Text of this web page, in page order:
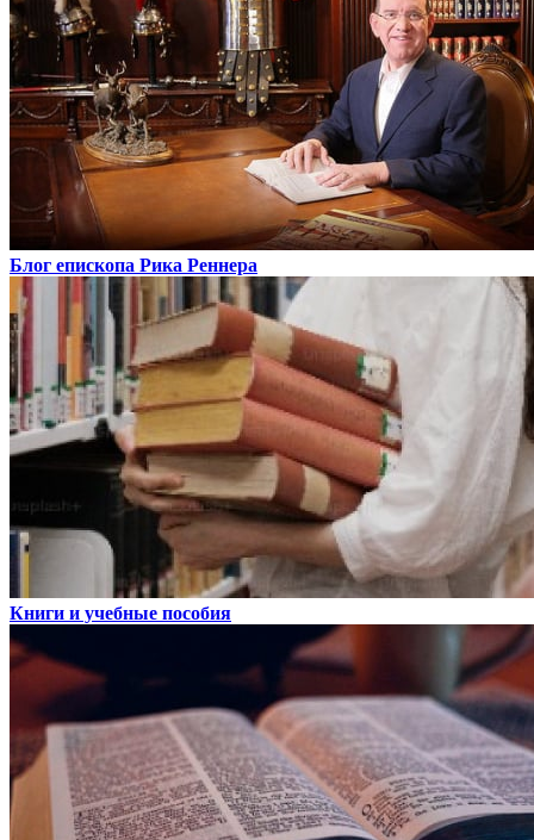
Блог епископа Рика Реннера
Книги и учебные пособия